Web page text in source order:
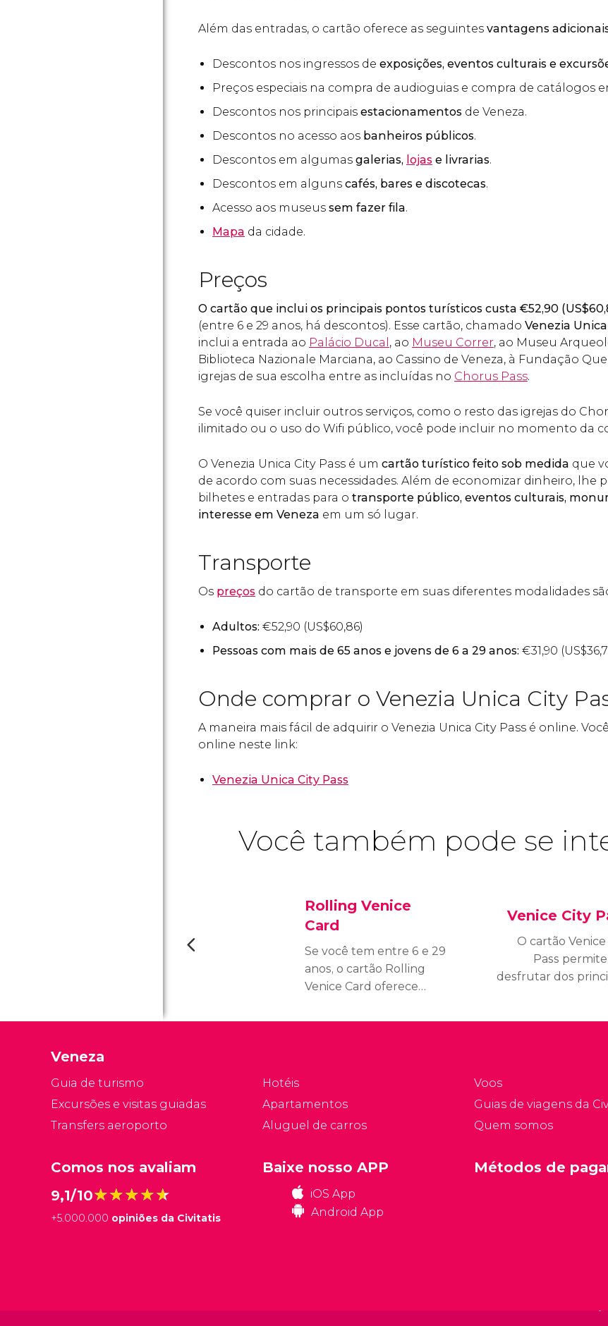
Além das entradas, o cartão oferece as seguintes vantagens
Descontos nos ingressos de exposições, eventos culturais e
Preços especiais na compra de audioguias e compra de catálogos
Descontos nos principais estacionamentos de Veneza.
Descontos no acesso aos banheiros públicos.
Descontos em algumas galerias, lojas e livrarias.
Descontos em alguns cafés, bares e discotecas.
Acesso aos museus sem fazer fila.
Mapa da cidade.
Preços
O cartão que inclui os principais pontos turísticos custa €52,90 (US$
(entre 6 e 29 anos, há descontos). Esse cartão, chamado Venezia
inclui a entrada ao Palácio Ducal , ao Museu Correr, ao Museu
Biblioteca Nazionale Marciana, ao Cassino de Veneza, à Fundação
igrejas de sua escolha entre as incluídas no Chorus Pass.
Se você quiser incluir outros serviços, como o resto das igrejas do
ilimitado ou o uso do Wifi público, você pode incluir no momento da
O Venezia Unica City Pass é um cartão turístico feito sob medida que
de acordo com suas necessidades. Além de economizar dinheiro, lhe
bilhetes e entradas para o transporte público, eventos culturais,
interesse em Veneza em um só lugar.
Transporte
Os preços do cartão de transporte em suas diferentes modalidades
Adultos: €52,90 (US$60,86)
Pessoas com mais de 65 anos e jovens de 6 a 29 anos: €31,90 (US$
Onde comprar o Venezia Unica City
A maneira mais fácil de adquirir o Venezia Unica City Pass é online.
online neste link:
Venezia Unica City Pass
Você também pode se
Rolling Venice
Card
Se você tem entre 6 e 29
anos, o cartão Rolling
Venice Card oferece
em transporte e nos
Venice City
O cartão Venice
Pass
desfrutar dos
Veneza
Guia de turismo
Excursões e visitas guiadas
Transfers aeroporto
Hotéis
Apartamentos
Aluguel de carros
Voos
Guias de viagens da
Quem somos
Comos nos avaliam
9,1/10★★★★★
★★★★★
+5.000.000 opiniões da Civitatis
Baixe nosso APP
iOS App
Android App
Métodos de